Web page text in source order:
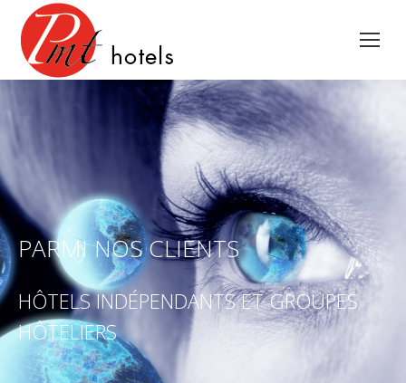
PARMI NOS CLIENTS
HÔTELS INDÉPENDANTS ET GROUPES
HÔTELIERS